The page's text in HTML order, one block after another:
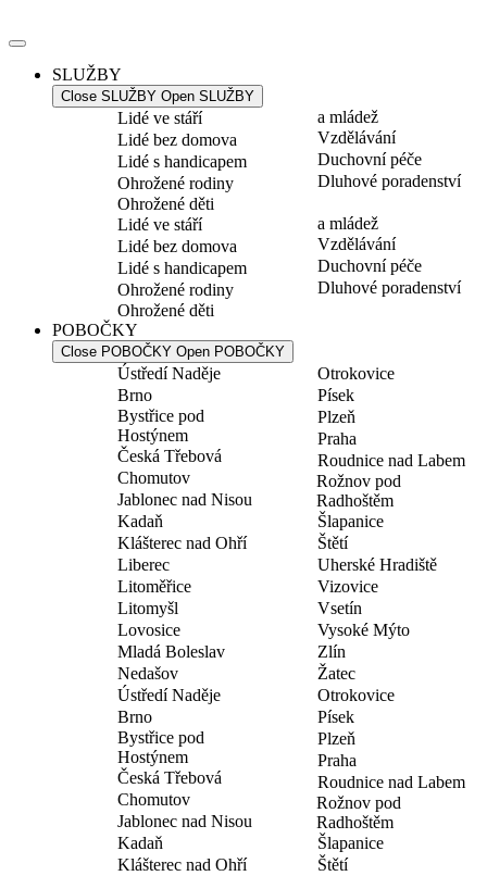
k
SLUŽBY
Close SLUŽBY Open SLUŽBY
Lidé ve stáří
Lidé bez domova
Lidé s handicapem
Ohrožené rodiny
Ohrožené děti
a mládež
Vzdělávání
Duchovní péče
Dluhové poradenství
Lidé ve stáří
Lidé bez domova
Lidé s handicapem
Ohrožené rodiny
Ohrožené děti
a mládež
Vzdělávání
Duchovní péče
Dluhové poradenství
POBOČKY
Close POBOČKY Open POBOČKY
Ústředí Naděje
Brno
Bystřice pod
Hostýnem
Česká Třebová
Chomutov
Jablonec nad Nisou
Kadaň
Klášterec nad Ohří
Liberec
Litoměřice
Litomyšl
Lovosice
Mladá Boleslav
Nedašov
Otrokovice
Písek
Plzeň
Praha
Roudnice nad Labem
Rožnov pod
Radhoštěm
Šlapanice
Štětí
Uherské Hradiště
Vizovice
Vsetín
Vysoké Mýto
Zlín
Žatec
Ústředí Naděje
Brno
Bystřice pod
Hostýnem
Česká Třebová
Chomutov
Jablonec nad Nisou
Kadaň
Klášterec nad Ohří
Otrokovice
Písek
Plzeň
Praha
Roudnice nad Labem
Rožnov pod
Radhoštěm
Šlapanice
Štětí